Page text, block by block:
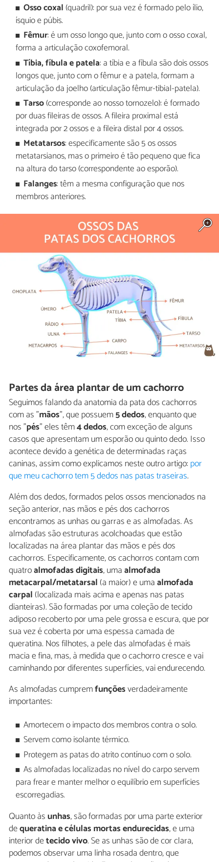
Osso coxal (quadril): por sua vez é formado pelo ílio,
ísquio e púbis.
Fêmur: é um osso longo que, junto com o osso coxal,
forma a articulação coxofemoral.
Tíbia, fíbula e patela: a tíbia e a fíbula são dois ossos
longos que, junto com o fêmur e a patela, formam a
articulação da joelho (articulação fêmur-tibial-patela).
Tarso(corresponde ao nosso tornozelo): é formado
por duas fileiras de ossos. A fileira proximal está
integrada por 2 ossos e a fileira distal por 4 ossos.
Metatarsos: especificamente são 5 os ossos
metatarsianos, mas o primeiro é tão pequeno que fica
na altura do tarso (correspondente ao esporão).
Falanges: têm a mesma configuração que nos
membros anteriores.
Partes da área plantar de um cachorro
Seguimos falando da anatomia da pata dos cachorros
com as "mãos", que possuem5 dedos, enquanto que
nos "pés" eles têm4 dedos, com exceção de alguns
casos que apresentam um esporão ou quinto dedo. Isso
acontece devido a genética de determinadas raças
caninas, assim como explicamos neste outro artigo:por
que meu cachorro tem 5 dedos nas patas traseiras.
Além dos dedos, formados pelos ossos mencionados na
seção anterior, nas mãos e pés dos cachorros
encontramos as unhas ou garras e as almofadas. As
almofadas são estruturas acolchoadas que estão
localizadas na área plantar das mãos e pés dos
cachorros. Especificamente, os cachorros contam com
quatroalmofadas digitais, umaalmofada
metacarpal/metatarsal (a maior) e umaalmofada
carpal (localizada mais acima e apenas nas patas
dianteiras). São formadas por uma coleção de tecido
adiposo recoberto por uma pele grossa e escura, que por
sua vez é coberta por uma espessa camada de
queratina. Nos filhotes, a pele das almofadas é mais
macia e fina, mas, à medida que o cachorro cresce e vai
caminhando por diferentes superfícies, vai endurecendo.
As almofadas cumpremfunçõesverdadeiramente
importantes:
Amortecem o impacto dos membros contra o solo.
Servem como isolante térmico.
Protegem as patas do atrito contínuo com o solo.
As almofadas localizadas no nível do carpo servem
para frear e manter melhor o equilíbrio em superfícies
escorregadias.
Quanto às unhas, são formadas por uma parte exterior
dequeratina e células mortas endurecidas, e uma
interior detecido vivo. Se as unhas são de cor clara,
podemos observar uma linha rosada dentro, que